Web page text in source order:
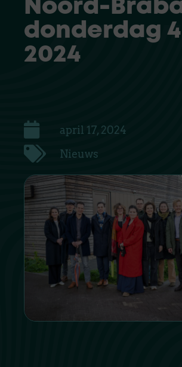
Noord-
donderdag 4
2024
april 17, 2024
Nieuws